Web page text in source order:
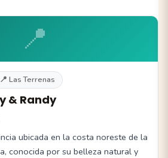
📍
📍 Las Terrenas
& Randy
ubicada en la costa noreste de la
conocida por su belleza natural y